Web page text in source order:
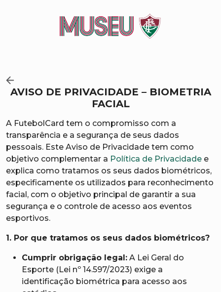
AVISO DE PRIVACIDADE – BIOMETRIA
FACIAL
A FutebolCard tem o compromisso com a
transparência e a segurança de seus dados
pessoais. Este Aviso de Privacidade tem como
objetivo complementar a Política de Privacidade e
explica como tratamos os seus dados biométricos,
especificamente os utilizados para reconhecimento
facial, com o objetivo principal de garantir a sua
segurança e o controle de acesso aos eventos
esportivos.
1. Por que tratamos os seus dados biométricos?
Cumprir obrigação legal: A Lei Geral do
Esporte (Lei nº 14.597/2023) exige a
identificação biométrica para acesso aos